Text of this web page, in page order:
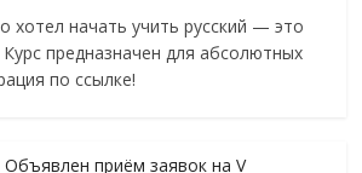
хотел начать учить русский — это
предназначен для абсолютных
по ссылке!
Объявлен приём заявок на V